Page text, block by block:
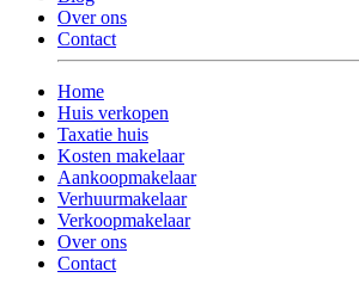
Over ons
Contact
Home
Huis verkopen
Taxatie huis
Kosten makelaar
Aankoopmakelaar
Verhuurmakelaar
Verkoopmakelaar
Over ons
Contact